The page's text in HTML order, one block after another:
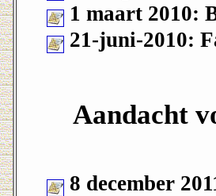
1 maart 2010:
21-juni-2010:
Aandacht
8 december